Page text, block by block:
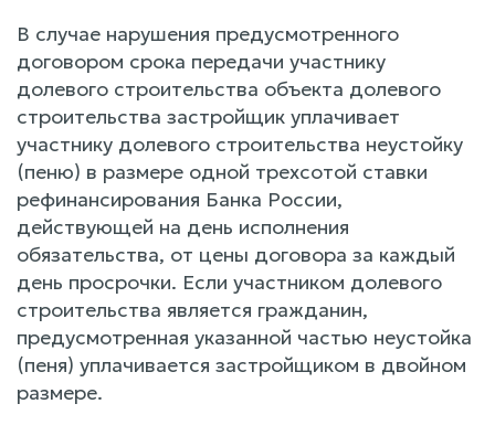
В случае нарушения предусмотренного
договором срока передачи участнику
долевого строительства объекта долевого
строительства застройщик уплачивает
участнику долевого строительства неустойку
(пеню) в размере одной трехсотой ставки
рефинансирования Банка России,
действующей на день исполнения
обязательства, от цены договора за каждый
день просрочки. Если участником долевого
строительства является гражданин,
предусмотренная указанной частью неустойка
(пеня) уплачивается застройщиком в двойном
размере.